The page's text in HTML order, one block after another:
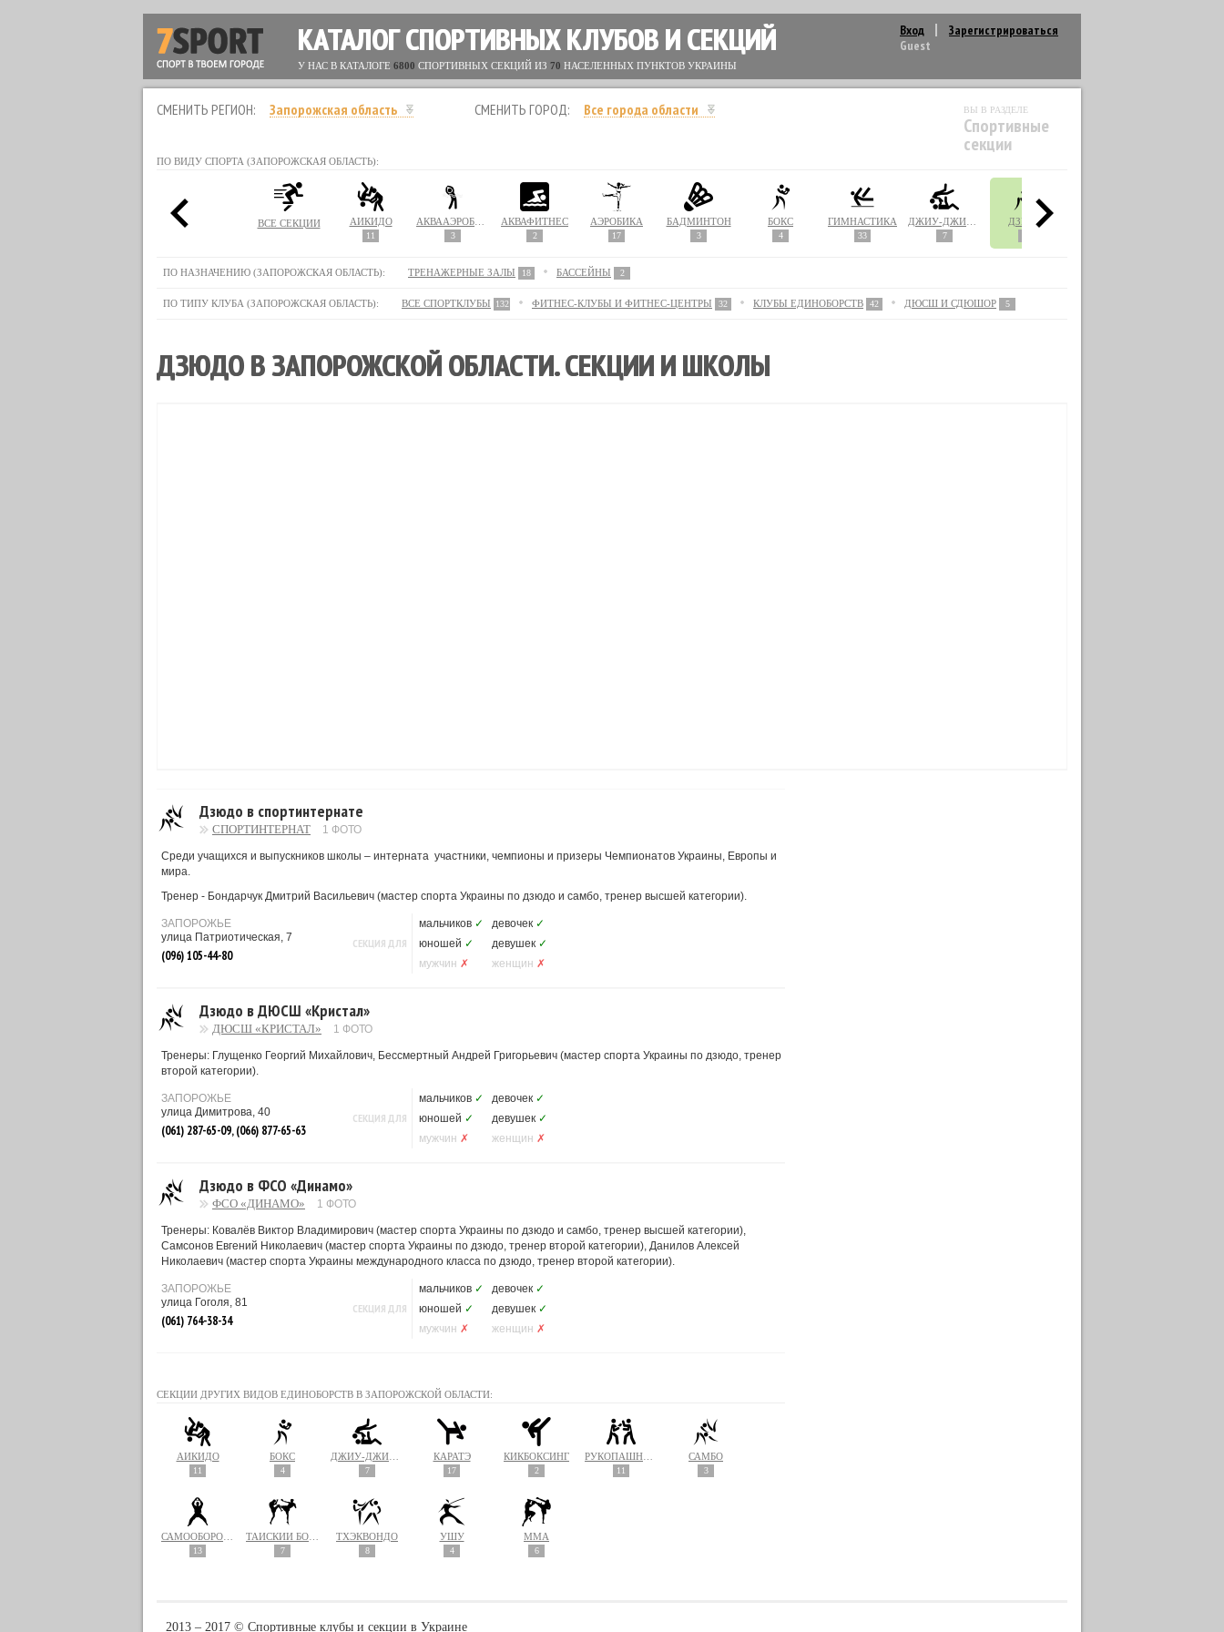
Вход
Зарегистрироваться
Guest
КАТАЛОГ СПОРТИВНЫХ КЛУБОВ И СЕКЦИЙ
У НАС В КАТАЛОГЕ 6800 СПОРТИВНЫХ СЕКЦИЙ ИЗ 70 НАСЕЛЕННЫХ ПУНКТОВ УКРАИНЫ
СМЕНИТЬ РЕГИОН: Запорожская область СМЕНИТЬ ГОРОД: Все города области ВЫ В РАЗДЕЛЕ
Спортивные
секции
ПО ВИДУ СПОРТА (ЗАПОРОЖСКАЯ ОБЛАСТЬ):
ВСЕ СЕКЦИИ АЙКИДО
11 3
АКВАФИТНЕС
2
АЭРОБИКА
17
БАДМИНТОН
3
БОКС
4
ГИМНАСТИКА
33 7
ДЗЮДО
ПО НАЗНАЧЕНИЮ (ЗАПОРОЖСКАЯ ОБЛАСТЬ): ТРЕНАЖЕРНЫЕ ЗАЛЫ 18 БАССЕЙНЫ 2
ПО ТИПУ КЛУБА (ЗАПОРОЖСКАЯ ОБЛАСТЬ): ВСЕ СПОРТКЛУБЫ 132 ФИТНЕС-КЛУБЫ И ФИТНЕС-ЦЕНТРЫ 32 КЛУБЫ ЕДИНОБОРСТВ 42 ДЮСШ И СДЮШОР 5
ДЗЮДО В ЗАПОРОЖСКОЙ ОБЛАСТИ. СЕКЦИИ И ШКОЛЫ
Дзюдо в спортинтернате
СПОРТИНТЕРНАТ 1 ФОТО
Среди учащихся и выпускников школы – интерната участники, чемпионы и призеры Чемпионатов Украины, Европы и
мира.
Тренер - Бондарчук Дмитрий Васильевич (мастер спорта Украины по дзюдо и самбо, тренер высшей категории).
ЗАПОРОЖЬЕ
улица Патриотическая, 7
(096) 105-44-80
СЕКЦИЯ ДЛЯ
мальчиков ✓ девочек ✓
юношей ✓ девушек ✓
мужчин ✗ женщин ✗
Дзюдо в ДЮСШ «Кристал»
ДЮСШ «КРИСТАЛ» 1 ФОТО
Тренеры: Глущенко Георгий Михайлович, Бессмертный Андрей Григорьевич (мастер спорта Украины по дзюдо, тренер
второй категории).
ЗАПОРОЖЬЕ
улица Димитрова, 40
(061) 287-65-09, (066) 877-65-63
СЕКЦИЯ ДЛЯ
мальчиков ✓ девочек ✓
юношей ✓ девушек ✓
мужчин ✗ женщин ✗
Дзюдо в ФСО «Динамо»
ФСО «ДИНАМО» 1 ФОТО
Тренеры: Ковалёв Виктор Владимирович (мастер спорта Украины по дзюдо и самбо, тренер высшей категории),
Самсонов Евгений Николаевич (мастер спорта Украины по дзюдо, тренер второй категории), Данилов Алексей
Николаевич (мастер спорта Украины международного класса по дзюдо, тренер второй категории).
ЗАПОРОЖЬЕ
улица Гоголя, 81
(061) 764-38-34
СЕКЦИЯ ДЛЯ
мальчиков ✓ девочек ✓
юношей ✓ девушек ✓
мужчин ✗ женщин ✗
СЕКЦИИ ДРУГИХ ВИДОВ ЕДИНОБОРСТВ В ЗАПОРОЖСКОЙ ОБЛАСТИ:
АЙКИДО
11
БОКС
4 7
КАРАТЭ
17
КИКБОКСИНГ
2 11
САМБО
3
13 7
ТХЭКВОНДО
8
УШУ
4
MMA
6
2013 ‒ 2017 © Спортивные клубы и секции в Украине